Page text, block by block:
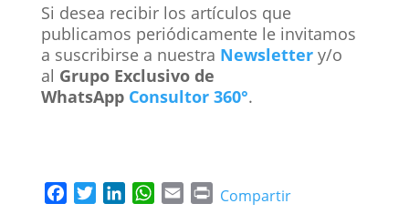
Si desea recibir los artículos que
publicamos periódicamente le invitamos
a suscribirse a nuestra Newslettery/o
al Grupo Exclusivo de
WhatsApp Consultor 360°.
W
PCompartir